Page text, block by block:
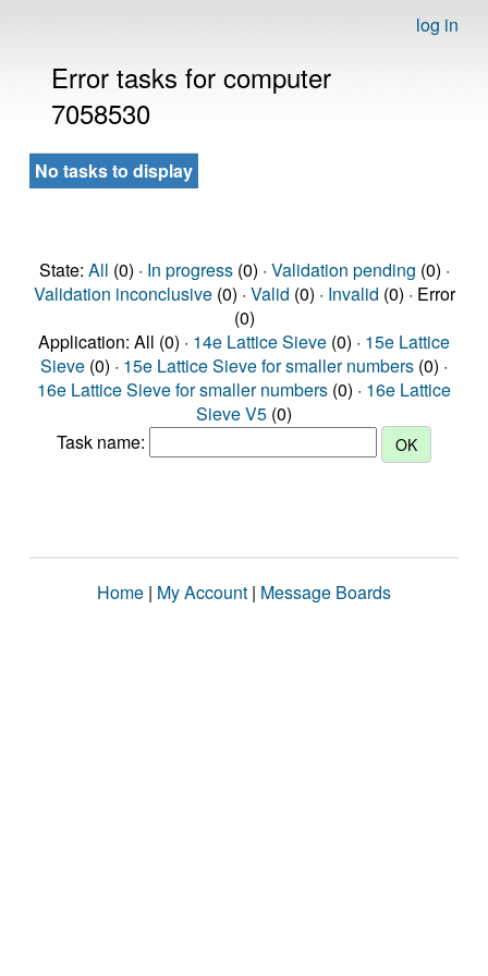
log in
Error tasks for computer
7058530
No tasks to display
State: All (0) · In progress(0) · Validation pending (0) ·
Validation inconclusive(0) · Valid (0) · Invalid (0) · Error
(0)
Application: All (0) · 14e Lattice Sieve (0) · 15e Lattice
Sieve (0) · 15e Lattice Sieve for smaller numbers (0) ·
16e Lattice Sieve for smaller numbers (0) · 16e Lattice
Sieve V5 (0)
Task name:
Home | My Account | Message Boards